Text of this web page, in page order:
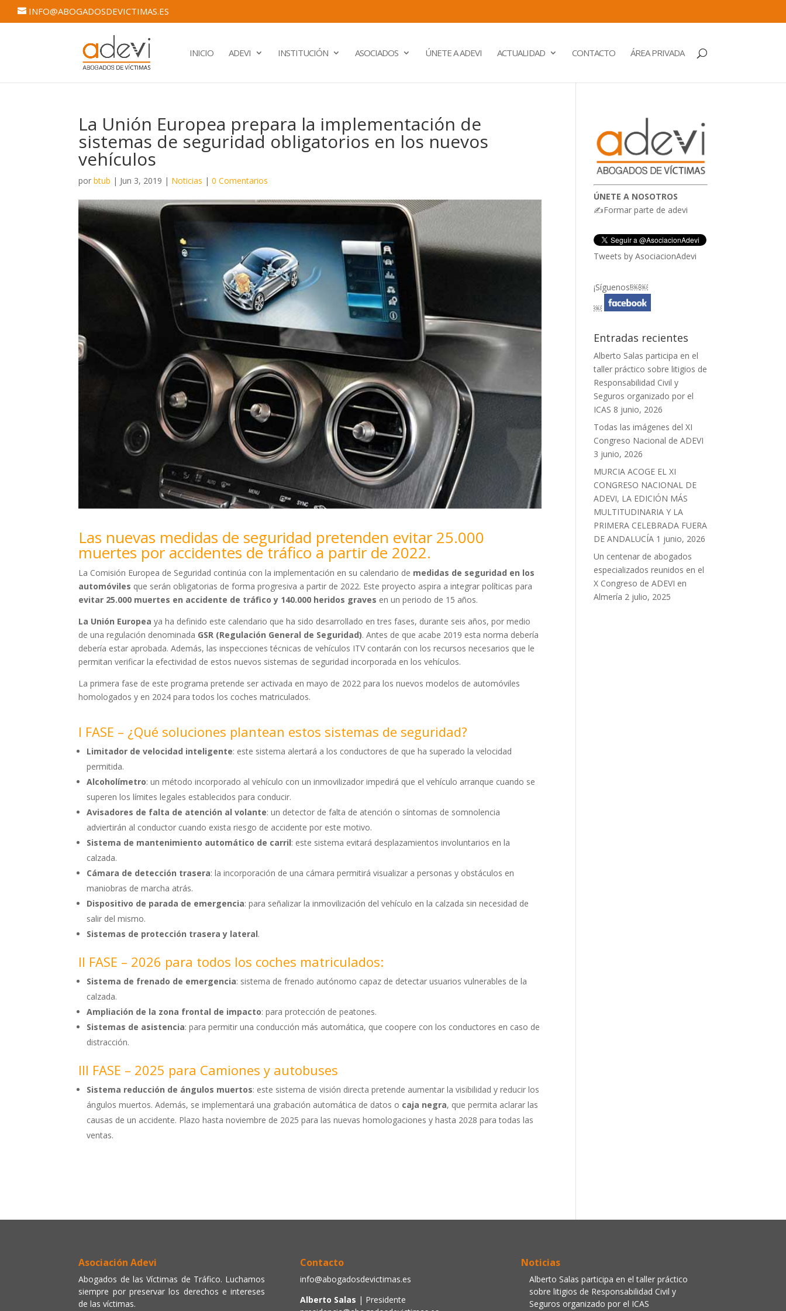
INFO@ABOGADOSDEVICTIMAS.ES
INICIO ADEVI INSTITUCIÓN ASOCIADOS ÚNETE A ADEVI ACTUALIDAD CONTACTO ÁREA PRIVADA
La Unión Europea prepara la implementación de
sistemas de seguridad obligatorios en los nuevos
vehículos
porbtub | Jun 3, 2019 | Noticias |0 Comentarios
Las nuevas medidas de seguridad pretenden evitar 25.000
muertes por accidentes de tráfico a partir de 2022.
La Comisión Europea de Seguridad continúa con la implementación en su calendario de medidas de seguridad en los
automóviles que serán obligatorias de forma progresiva a partir de 2022. Este proyecto aspira a integrar políticas para
evitar 25.000 muertes en accidente de tráfico y 140.000 heridos graves en un periodo de 15 años.
La Unión Europea ya ha definido este calendario que ha sido desarrollado en tres fases, durante seis años, por medio
de una regulación denominada GSR (Regulación General de Seguridad). Antes de que acabe 2019 esta norma debería
debería estar aprobada. Además, las inspecciones técnicas de vehículos ITV contarán con los recursos necesarios que le
permitan verificar la efectividad de estos nuevos sistemas de seguridad incorporada en los vehículos.
La primera fase de este programa pretende ser activada en mayo de 2022 para los nuevos modelos de automóviles
homologados y en 2024 para todos los coches matriculados.
I FASE – ¿Qué soluciones plantean estos sistemas de seguridad?
Limitador de velocidad inteligente: este sistema alertará a los conductores de que ha superado la velocidad
permitida.
Alcoholímetro: un método incorporado al vehículo con un inmovilizador impedirá que el vehículo arranque cuando se
superen los límites legales establecidos para conducir.
Avisadores de falta de atención al volante: un detector de falta de atención o síntomas de somnolencia
adviertirán al conductor cuando exista riesgo de accidente por este motivo.
Sistema de mantenimiento automático de carril: este sistema evitará desplazamientos involuntarios en la
calzada.
Cámara de detección trasera: la incorporación de una cámara permitirá visualizar a personas y obstáculos en
maniobras de marcha atrás.
Dispositivo de parada de emergencia: para señalizar la inmovilización del vehículo en la calzada sin necesidad de
salir del mismo.
Sistemas de protección trasera y lateral.
II FASE – 2026 para todos los coches matriculados:
Sistema de frenado de emergencia: sistema de frenado autónomo capaz de detectar usuarios vulnerables de la
calzada.
Ampliación de la zona frontal de impacto: para protección de peatones.
Sistemas de asistencia: para permitir una conducción más automática, que coopere con los conductores en caso de
distracción.
III FASE – 2025 para Camiones y autobuses
Sistema reducción de ángulos muertos: este sistema de visión directa pretende aumentar la visibilidad y reducir los
ángulos muertos. Además, se implementará una grabación automática de datos o caja negra, que permita aclarar las
causas de un accidente. Plazo hasta noviembre de 2025 para las nuevas homologaciones y hasta 2028 para todas las
ventas.
ÚNETE A NOSOTROS
✍Formar parte de adevi
Tweets by AsociacionAdevi
¡Síguenos!￼￼
￼
Entradas recientes
Alberto Salas participa en el
taller práctico sobre litigios de
Responsabilidad Civil y
Seguros organizado por el
ICAS 8 junio, 2026
Todas las imágenes del XI
Congreso Nacional de ADEVI
3 junio, 2026
MURCIA ACOGE EL XI
CONGRESO NACIONAL DE
ADEVI, LA EDICIÓN MÁS
MULTITUDINARIA Y LA
PRIMERA CELEBRADA FUERA
DE ANDALUCÍA 1 junio, 2026
Un centenar de abogados
especializados reunidos en el
X Congreso de ADEVI en
Almería 2 julio, 2025
Asociación Adevi
Abogados de las Víctimas de Tráfico. Luchamos
siempre por preservar los derechos e intereses
de las víctimas.
Contacto
info@abogadosdevictimas.es
Alberto Salas | Presidente
Noticias
Alberto Salas participa en el taller práctico
sobre litigios de Responsabilidad Civil y
Seguros organizado por el ICAS